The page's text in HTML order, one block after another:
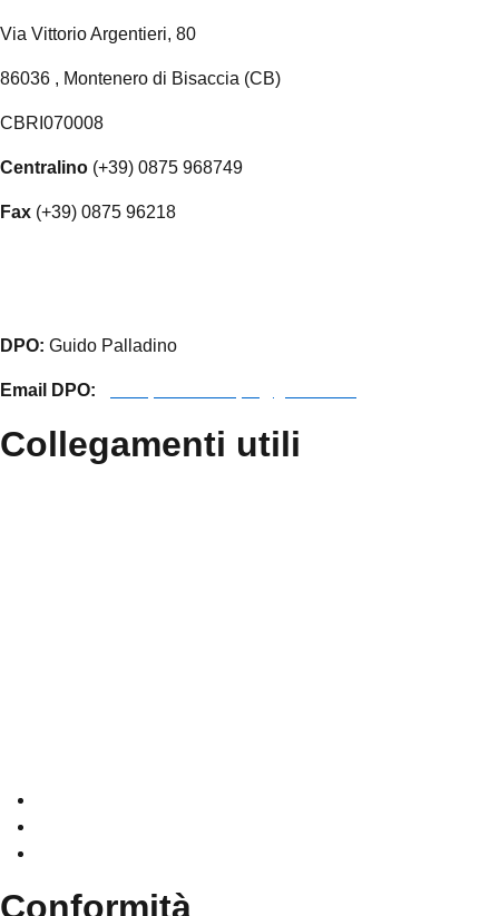
Via Vittorio Argentieri, 80
86036 , Montenero di Bisaccia (CB)
CBRI070008
Centralino (+39) 0875 968749
Fax (+39) 0875 96218
DPO: Guido Palladino
Email DPO:
Collegamenti utili
Conformità